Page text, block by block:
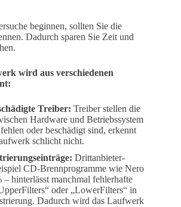
beginnen, sollten Sie die
Dadurch sparen Sie Zeit und
wird aus verschiedenen
Treiber: Treiber stellen die
Hardware und Betriebssystem
oder beschädigt sind, erkennt
schlicht nicht.
Drittanbieter-
CD-Brennprogramme wie Nero
hinterlässt manchmal fehlerhafte
oder „LowerFilters“ in
Dadurch wird das Laufwerk